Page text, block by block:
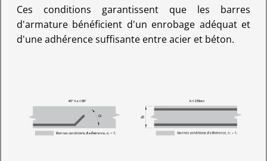
Ces conditions garantissent que les barres
d'armature bénéficient d'un enrobage adéquat et
d'une adhérence suffisante entre acier et béton.